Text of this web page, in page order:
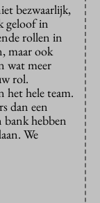
bezwaarlijk,
geloof in
rollen in
maar ook
wat meer
rol.
het hele team.
dan een
bank hebben
We